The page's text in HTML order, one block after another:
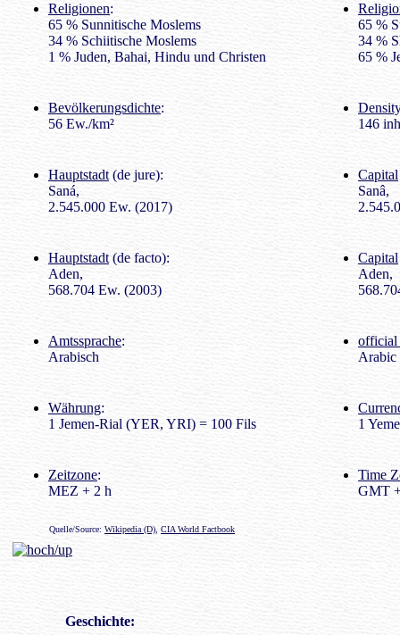
Religionen:
65 % Sunnitische Moslems
34 % Schiitische Moslems
1 % Juden, Bahai, Hindu und Christen
65 %
34 %
65 %
Bevölkerungsdichte:
56 Ew./km²
146
Hauptstadt (de jure):
Saná,
2.545.000 Ew. (2017)
Capital
Sanâ,
Hauptstadt(de facto):
Aden,
568.704 Ew. (2003)
Capital
Aden,
Amtssprache:
Arabisch
official
Arabic
Währung:
1 Jemen-Rial (YER, YRI) = 100 Fils
1
Zeitzone:
MEZ + 2 h
Time
GMT
Quelle/Source: Wikipedia (D) CIA World Factbook
Geschichte: